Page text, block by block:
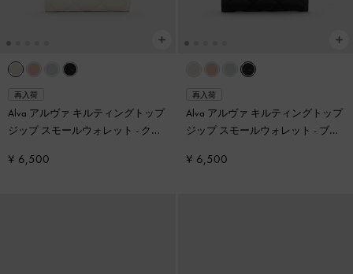
再入荷
Alva アルヴァ キルティングトップ
ジップ スモールウォレット - クリ
¥ 6,500
再入荷
Alva アルヴァ キルティングトップ
ジップ スモールウォレット - ブラ
¥ 6,500